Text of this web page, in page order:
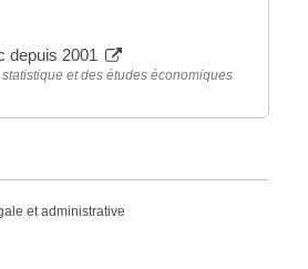
depuis 2001
et des études économiques
et administrative